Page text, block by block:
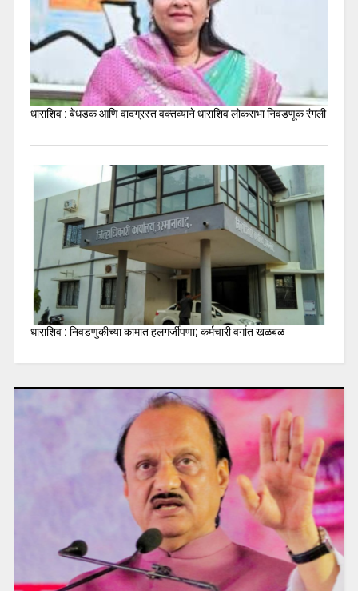
धाराशिव : बेधडक आणि वादग्रस्त वक्तव्याने धाराशिव लोकसभा निवडणूक रंगली
धाराशिव : निवडणुकीच्या कामात हलगर्जीपणा; कर्मचारी वर्गात खळबळ